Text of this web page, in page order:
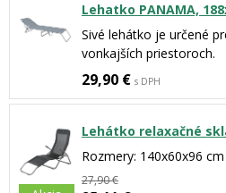
Lehatko PANAMA,
Sivé lehátko je určené
vonkajších priestoroch.
29,90 € s DPH
Lehátko relaxačné
Rozmery: 140x60x96 cm
27,90 €